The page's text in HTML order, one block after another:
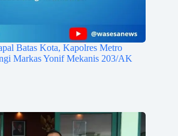
Batas Kota, Kapolres Metro
Markas Yonif Mekanis 203/AK